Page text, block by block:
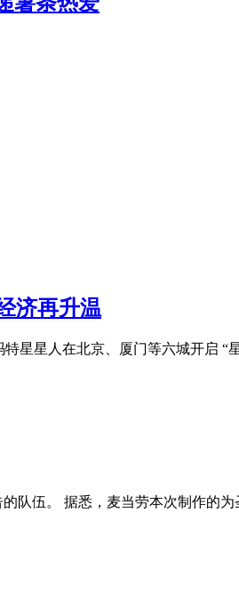
济再升温
星星人在北京、厦门等六城开启 “
队伍。 据悉，麦当劳本次制作的